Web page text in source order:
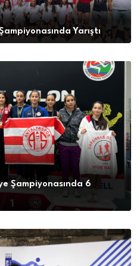
Yarıştı
Şampiyonasında 6